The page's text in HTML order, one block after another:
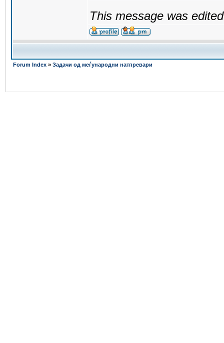
This message was
Forum Index » Задачи од меѓународни натпревари